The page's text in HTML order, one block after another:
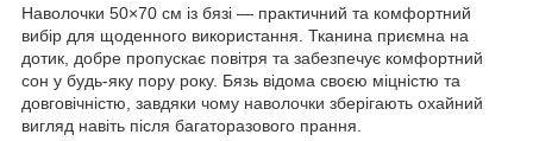
Наволочки 50×70 см із бязі — практичний та комфортний
вибір для щоденного використання. Тканина приємна на
дотик, добре пропускає повітря та забезпечує комфортний
сон у будь-яку пору року. Бязь відома своєю міцністю та
довговічністю, завдяки чому наволочки зберігають охайний
вигляд навіть після багаторазового прання.